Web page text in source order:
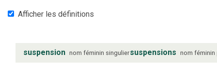
Afficher les définitions
suspension nom féminin singuliersuspensions nom féminin